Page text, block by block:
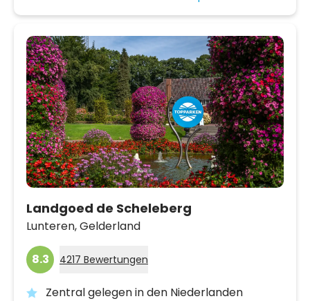
Landgoed de Scheleberg
Lunteren,Gelderland
8.3 4217 Bewertungen
Zentral gelegen in den Niederlanden